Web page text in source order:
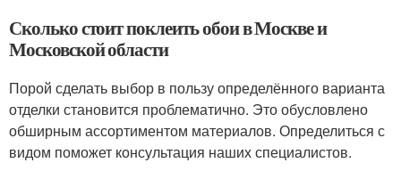
Сколько стоит поклеить обои в Москве и
Московской области
Порой сделать выбор в пользу определённого варианта
отделки становится проблематично. Это обусловлено
обширным ассортиментом материалов. Определиться с
видом поможет консультация наших специалистов.